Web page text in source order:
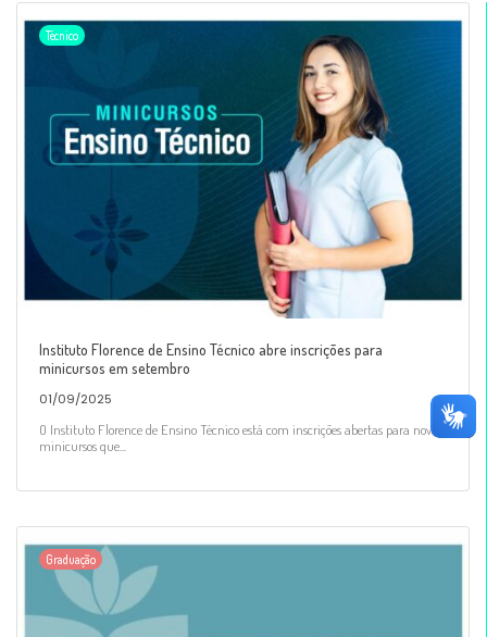
Técnico
Instituto Florence de Ensino Técnico abre inscrições para
minicursos em setembro
01/09/2025
O Instituto Florence de Ensino Técnico está com inscrições abertas para novos
minicursos que...
Graduação